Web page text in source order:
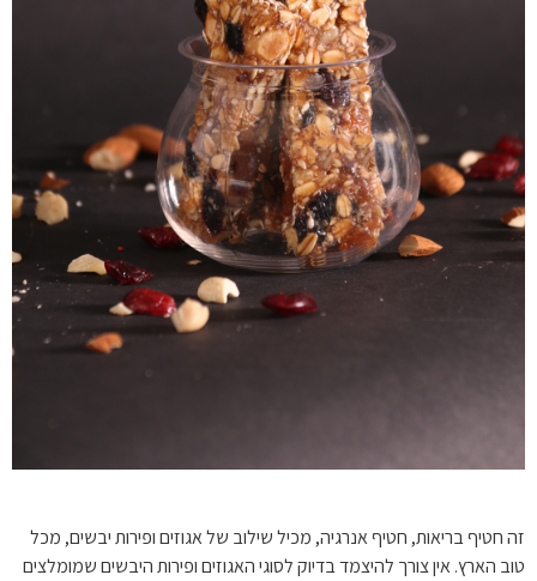
זה חטיף בריאות, חטיף אנרגיה, מכיל שילוב של אגוזים ופירות יבשים, מכל
טוב הארץ. אין צורך להיצמד בדיוק לסוגי האגוזים ופירות היבשים שמומלצים